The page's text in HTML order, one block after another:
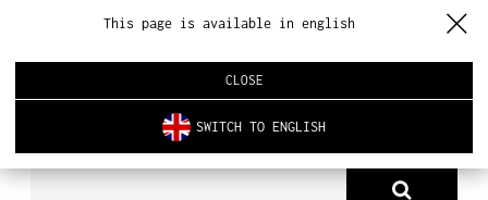
O NAS
TAPETY TAPETY REALISTYCZNE
This page is available in english
CLOSE
SWITCH TO ENGLISH